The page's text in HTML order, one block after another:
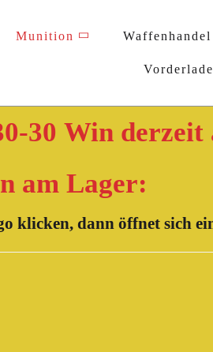
Munition Waffenhandel
30 Win derzeit
am Lager:
klicken, dann öffnet sich